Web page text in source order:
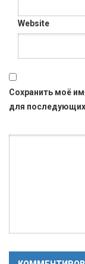
Website
Сохранить моё
для